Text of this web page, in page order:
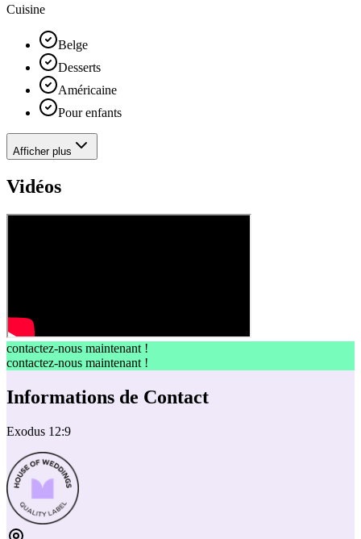
Cuisine
Belge
Desserts
Américaine
Pour enfants
Afficher plus
Vidéos
contactez-nous maintenant !
contactez-nous maintenant !
Informations de Contact
Exodus 12:9